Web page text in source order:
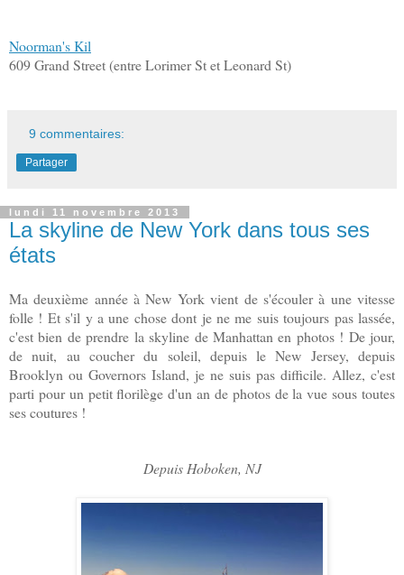
Noorman's Kil
609 Grand Street (entre Lorimer St et Leonard St)
9 commentaires:
Partager
lundi 11 novembre 2013
La skyline de New York dans tous ses
états
Ma deuxième année à New York vient de s'écouler à une vitesse
folle ! Et s'il y a une chose dont je ne me suis toujours pas lassée,
c'est bien de prendre la skyline de Manhattan en photos ! De jour,
de nuit, au coucher du soleil, depuis le New Jersey, depuis
Brooklyn ou Governors Island, je ne suis pas difficile. Allez, c'est
parti pour un petit florilège d'un an de photos de la vue sous toutes
ses coutures !
Depuis Hoboken, NJ